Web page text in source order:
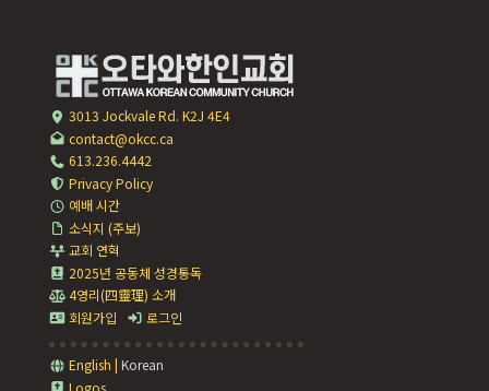
3013 Jockvale Rd. K2J 4E4
contact@okcc.ca
613.236.4442
Privacy Policy
예배 시간
소식지 (주보)
교회 연혁
2025년 공동체 성경통독
4영리(四靈理) 소개
회원가입
로그인
English | Korean
Logos